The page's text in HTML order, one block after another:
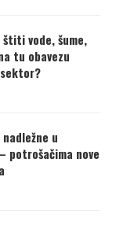
vode, šume,
tu obavezu
u
potrošačima nove